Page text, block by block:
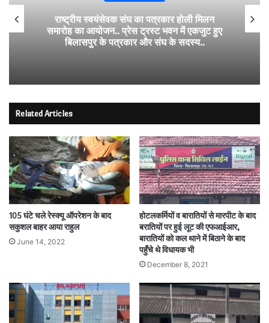
राष्ट्रीय स्वयंसेवक संघ का पत्रकार होली मिलन
समारोह का आयोजन.. प्रेस ट्रस्ट भवन में एकजुट हुए
बिलासपुर के पत्रकार और संघ के सदस्य..
Related Articles
105 घंटे चले रेस्क्यू ऑपरेशन के बाद
सकुशल बाहर आया राहुल
June 14, 2022
होटलकर्मियों व बारातियों से मारपीट के बाद
बरातियों पर हुई लूट की एफआईआर,
बारातियों को कल थाने में बिठाने के बाद
पहुँचे थे विधायक भी
December 8, 2021